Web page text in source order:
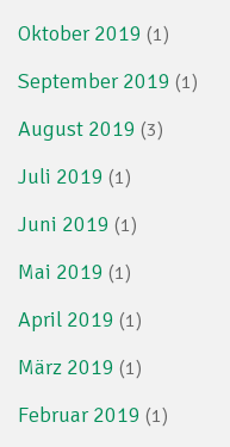
Oktober 2019 (1)
September 2019 (1)
August 2019 (3)
Juli 2019 (1)
Juni 2019 (1)
Mai 2019 (1)
April 2019 (1)
März 2019 (1)
Februar 2019 (1)